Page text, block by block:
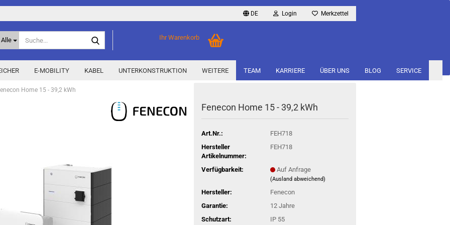
DE Login Merkzettel
Alle Ihr Warenkorb
E-MOBILITY KABEL UNTERKONSTRUKTION TEAM KARRIERE ÜBER UNS BLOG SERVICE
WEITERE
Home 15 - 39,2 kWh
Fen­e­con Home 15 - 39,2 kWh
Art.Nr.:
FEH718
Hersteller
Artikelnummer:
FEH718
Verfügbarkeit: Auf Anfrage
(Ausland abweichend)
Hersteller:
Fenecon
Garantie:
12 Jahre
Schutzart:
IP 55